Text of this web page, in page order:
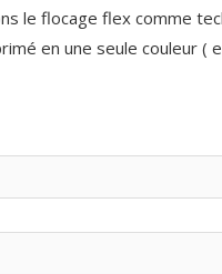
le flocage flex comme
en une seule couleur (